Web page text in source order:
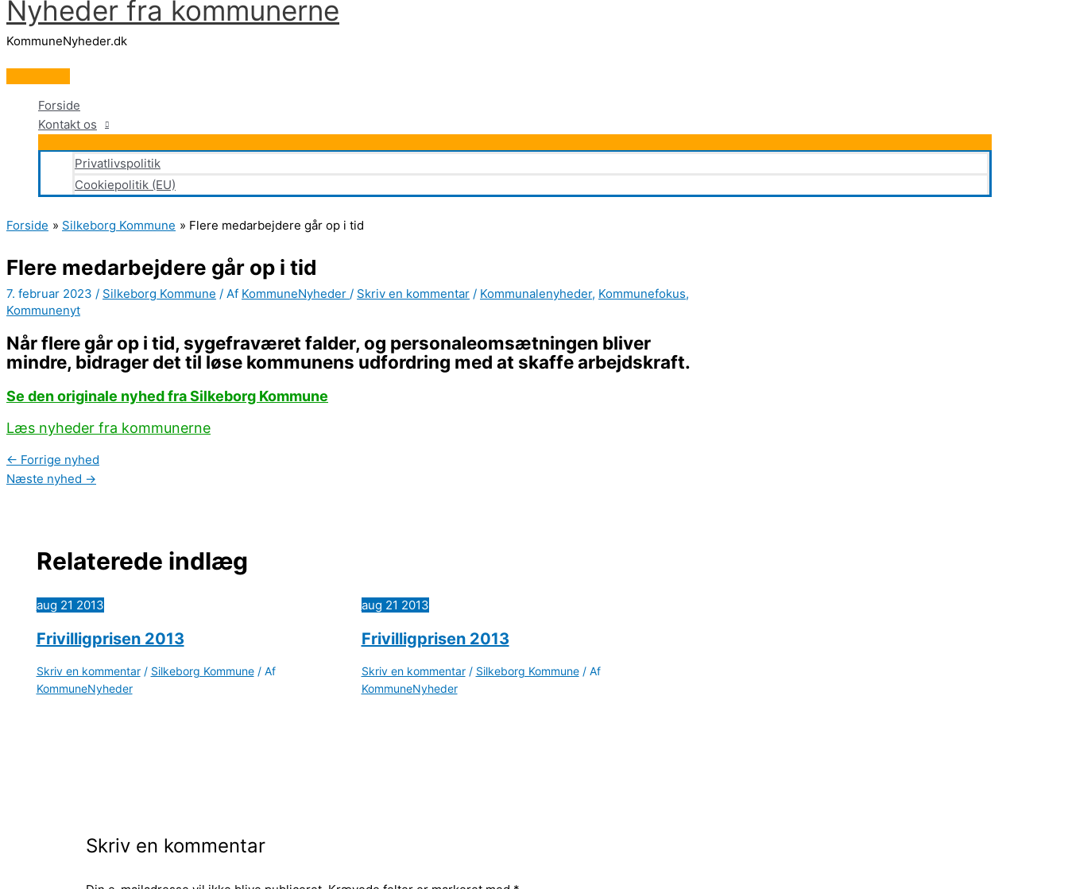
Gå
til
indholdet
Nyheder fra kommunerne
KommuneNyheder.dk
Hovedmenu
Forside
Kontakt os
Privatlivspolitik
Cookiepolitik (EU)
Forside Silkeborg Kommune Flere medarbejdere går op i tid
Flere medarbejdere går op i tid
7. februar 2023 / Silkeborg Kommune / Af KommuneNyheder / Skriv en kommentar / Kommunalenyheder, Kommunefokus,
Kommunenyt
Når flere går op i tid, sygefraværet falder, og personaleomsætningen bliver
mindre, bidrager det til løse kommunens udfordring med at skaffe arbejdskraft.
Se den originale nyhed fra Silkeborg Kommune
Læs nyheder fra kommunerne
← Forrige nyhed
Næste nyhed →
Relaterede indlæg
aug 21 2013
Frivilligprisen 2013
Skriv en kommentar / Silkeborg Kommune/ Af
KommuneNyheder
aug 21 2013
Frivilligprisen 2013
Skriv en kommentar / Silkeborg Kommune/ Af
KommuneNyheder
Skriv en kommentar